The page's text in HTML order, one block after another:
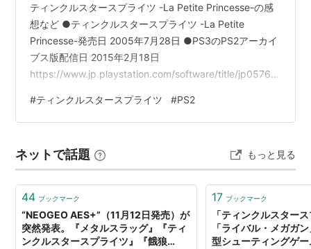
この商品を含むブログ (2件) を見る
内容
自分のフィールドのザコの編隊を破壊して、相手フィー
れがティンクルスタースプライツだ！
多数のおじゃまキャラはもちろん、巨大なボスキャラも
送り込めるぞ！相手が送ってきた敵も送り返す！さらに
敵キャラの爆風に巻き込めば他の敵も一気に誘爆できる
爽快な連爆システムを搭載！上手く狙えばどんどん爆発
が広がって、1匹倒しただけで自分のフィールド全ての
敵を一掃し、相手陣地にたっぷりと送り込むことも可能
だ！
ティンクルスタースプライツ -La Petite Princesse-の感
想など ●ティンクルスタースプライツ -La Petite
Princesse-発売日 2005年7月28日 ●PS3のPS2アーカイ
ブス版配信日 2015年2月18日
https://www.jp.playstation.com/software/title/jp0576n
PS2で発売されているティンクルスタースプライツ -La
Petite Princesse-。 NEOGEOで大人気だったティンクル
#ティンクルスタースプライツ #PS2
ネットで話題 もっと見る
44 ブックマーク
“NEOGEO AES+”（11月12日発売）が
突然発表。『メタルスラッグ』『ティ
ンクルスタースプライツ』『餓狼
17 ブックマーク
「ティンクルスター
「ライバル・メガガ
型シューティングゲ